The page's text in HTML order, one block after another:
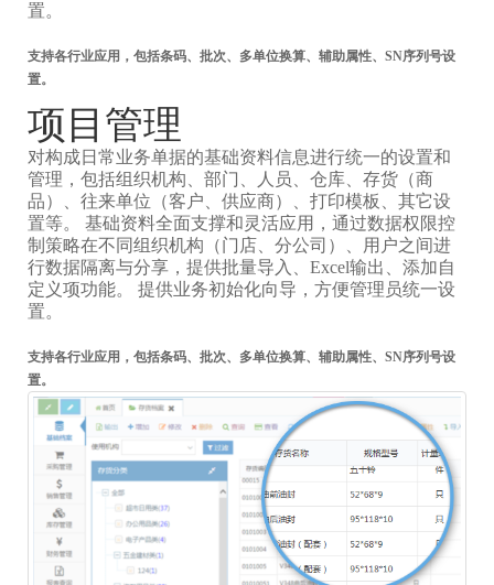
置。
支持各行业应用，包括条码、批次、多单位换算、辅助属性、SN序列号设
置。
项目管理
对构成日常业务单据的基础资料信息进行统一的设置和
管理，包括组织机构、部门、人员、仓库、存货（商
品）、往来单位（客户、供应商）、打印模板、其它设
置等。 基础资料全面支撑和灵活应用，通过数据权限控
制策略在不同组织机构（门店、分公司）、用户之间进
行数据隔离与分享，提供批量导入、Excel输出、添加自
定义项功能。 提供业务初始化向导，方便管理员统一设
置。
支持各行业应用，包括条码、批次、多单位换算、辅助属性、SN序列号设
置。